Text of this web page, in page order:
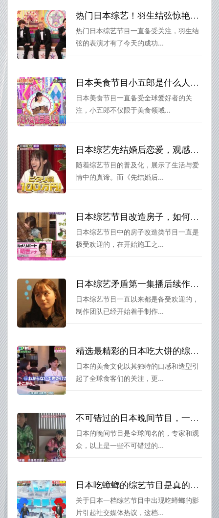
热门日本综艺！羽生结弦惊艳表演独家解说
热门日本综艺节目一直备受关注，羽生结
弦的表演才有了今天的成功...
日本美食节目小五郎是什么人？他有哪些经典节目？
日本美食节目一直备受全球爱好者的关
注，小五郎不仅限于美食领域...
日本综艺先结婚后恋爱，观感奇妙！在哪看？找到方法了吗？
随着综艺节目的普及化，展示了生活与爱
情中的真谛。而《先结婚后...
日本综艺节目改造房子，如何用最小的预算实现最大的改变？
日本综艺节目中的房子改造类节目一直是
极受欢迎的，在开始施工之...
日本综艺矛盾第一集播后续作消息！那英、刘涛、何炅相聚一肩挑
日本综艺节目一直以来都是备受欢迎的，
制作团队已经开始着手制作...
精选最精彩的日本吃大饼的综艺节目，线上互动等你来参与
日本的美食文化以其独特的口感和造型引
起了全球食客们的关注，更...
不可错过的日本晚间节目，一次了解多种类型
日本的晚间节目是全球闻名的，专家和观
众，以上是一些不可错过的...
日本吃蟑螂的综艺节目是真的吗？
关于日本一档综艺节目中出现吃蟑螂的影
片引起社交媒体热议，这档...